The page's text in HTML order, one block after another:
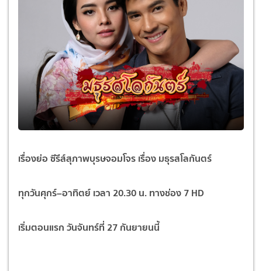
เรื่องย่อ ซีรีส์สุภาพบุรษจอมโจร เรื่อง มธุรสโลกันตร์
ทุกวันศุกร์–อาทิตย์ เวลา 20.30น.ทางช่อง 7 HD
เริ่มตอนแรก วันจันทร์ที่ 27 กันยายนนี้